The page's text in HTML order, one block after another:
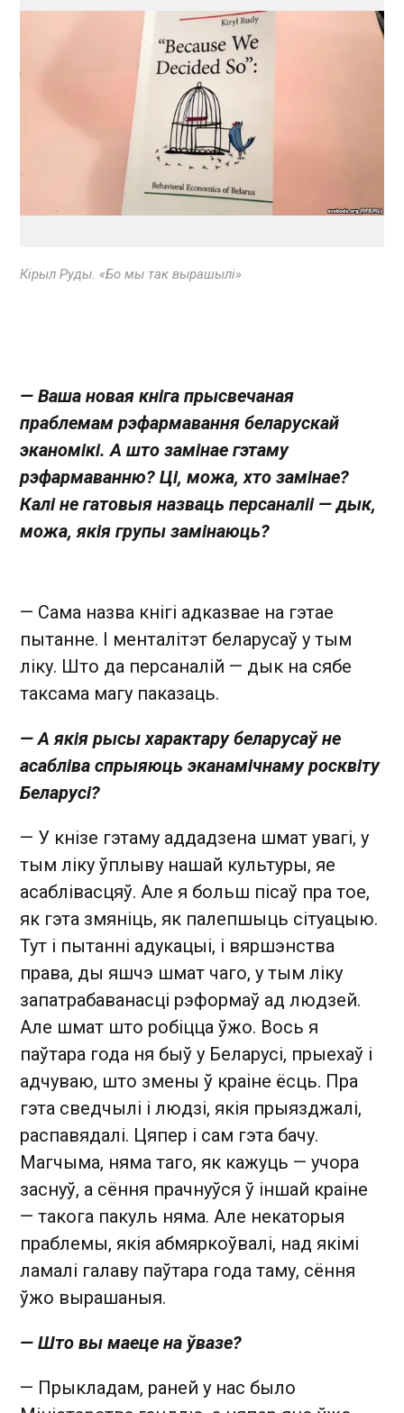
Кірыл Руды . «Бо мы так вырашылі»
— Ваша новая кніга прысвечаная
праблемам рэфармавання беларускай
эканомікі. А што замінае гэтаму
рэфармаванню? Ці, можа, хто замінае?
Калі не гатовыя назваць персаналіі — дык,
можа, якія групы замінаюць?
— Сама назва кнігі адказвае на гэтае
пытанне. І менталітэт беларусаў у тым
ліку. Што да персаналій — дык на сябе
таксама магу паказаць.
— А якія рысы характару беларусаў не
асабліва спрыяюць эканамічнаму росквіту
Беларусі?
— У кнізе гэтаму аддадзена шмат увагі, у
тым ліку ўплыву нашай культуры, яе
асаблівасцяў. Але я больш пісаў пра тое,
як гэта змяніць, як палепшыць сітуацыю.
Тут і пытанні адукацыі, і вяршэнства
права, ды яшчэ шмат чаго, у тым ліку
запатрабаванасці рэформаў ад людзей.
Але шмат што робіцца ўжо. Вось я
паўтара года ня быў у Беларусі, прыехаў і
адчуваю, што змены ў краіне ёсць. Пра
гэта сведчылі і людзі, якія прыязджалі,
распавядалі. Цяпер і сам гэта бачу.
Магчыма, няма таго, як кажуць — учора
заснуў, а сёння прачнуўся ў іншай краіне
— такога пакуль няма. Але некаторыя
праблемы, якія абмяркоўвалі, над якімі
ламалі галаву паўтара года таму, сёння
ўжо вырашаныя.
— Што вы маеце на ўвазе?
— Прыкладам, раней у нас было